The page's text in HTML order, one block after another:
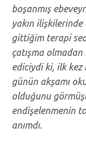
boşanmış
yakın
gittiğim terapi
çatışma
ediciydi ki, ilk
günün akşamı
olduğunu
endişelenmenin
anımdı.